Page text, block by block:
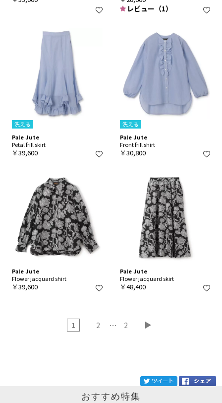
レビュー（1）
洗える
Pale Jute
Petal frill skirt
￥39,600
洗える
Pale Jute
Front frill shirt
￥30,800
Pale Jute
Flower jacquard shirt
￥39,600
Pale Jute
Flower jacquard skirt
￥48,400
1 2 … 2
おすすめ特集